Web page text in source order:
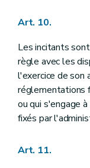
Art. 10.
Les incitants
règle avec les
l'exercice de
réglementations
ou qui s'engage
fixés par
Art. 11.